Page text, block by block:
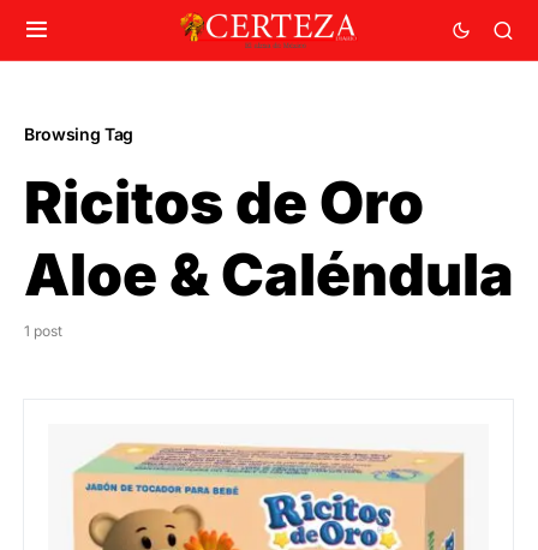
Browsing Tag
Ricitos de Oro
Aloe & Caléndula
1 post